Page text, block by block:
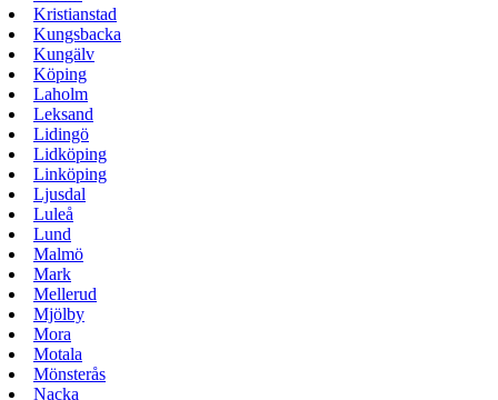
Kristianstad
Kungsbacka
Kungälv
Köping
Laholm
Leksand
Lidingö
Lidköping
Linköping
Ljusdal
Luleå
Lund
Malmö
Mark
Mellerud
Mjölby
Mora
Motala
Mönsterås
Nacka